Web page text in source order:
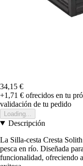
34,15 €
+1,71 € ofrecidos en tu
validación de tu pedido
Loading...
Descripción
La Silla-cesta Cresta
pesca en río. Diseñada
funcionalidad, ofreciendo